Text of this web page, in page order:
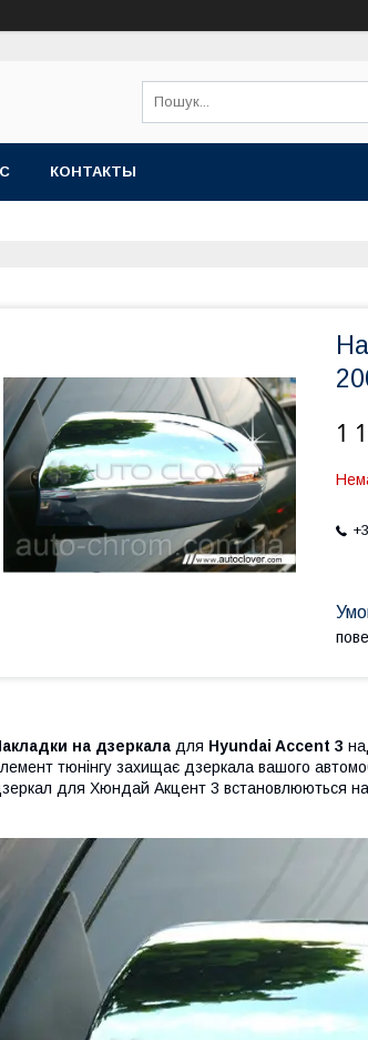
КОНТАКТЫ
1
на дзеркала для Hyundai Accent 3
тюнінгу захищає дзеркала вашого
для Хюндай Акцент 3 встановлюються на